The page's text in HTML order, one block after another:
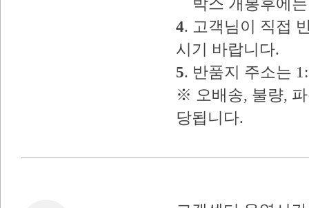
4. 고객님이 직접
시기 바랍니다.
5. 반품지 주소는
※ 오배송, 불량,
당됩니다.